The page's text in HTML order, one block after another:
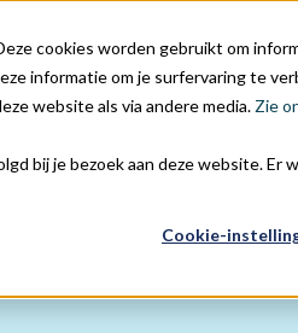
cookies worden gebruikt om
informatie om je surfervaring te
website als via andere media. Zie
bij je bezoek aan deze website.
Cookie-